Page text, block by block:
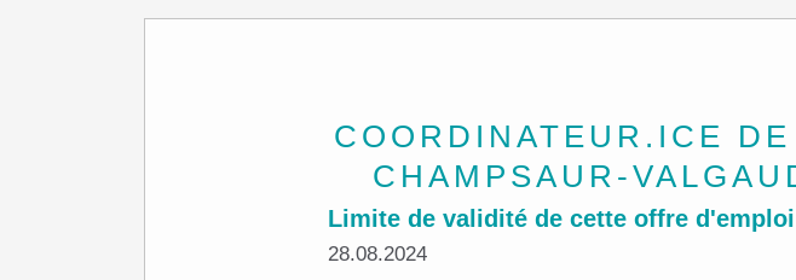
COORDINATEUR.ICE
CHAMPSAUR-
Limite de validité de cette offre d'emploi
28.08.2024